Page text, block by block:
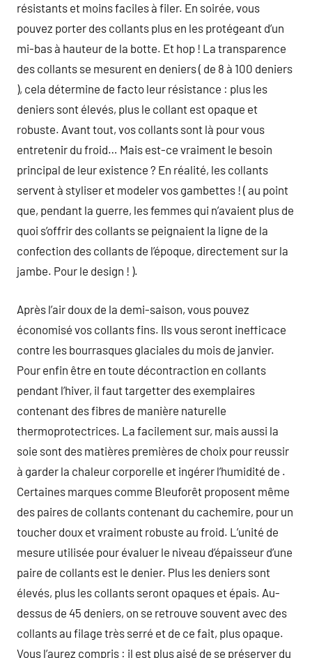
résistants et moins faciles à filer. En soirée, vous
pouvez porter des collants plus en les protégeant d’un
mi-bas à hauteur de la botte. Et hop ! La transparence
des collants se mesurent en deniers ( de 8 à 100 deniers
), cela détermine de facto leur résistance : plus les
deniers sont élevés, plus le collant est opaque et
robuste. Avant tout, vos collants sont là pour vous
entretenir du froid… Mais est-ce vraiment le besoin
principal de leur existence ? En réalité, les collants
servent à styliser et modeler vos gambettes ! ( au point
que, pendant la guerre, les femmes qui n’avaient plus de
quoi s’offrir des collants se peignaient la ligne de la
confection des collants de l’époque, directement sur la
jambe. Pour le design ! ).
Après l’air doux de la demi-saison, vous pouvez
économisé vos collants fins. Ils vous seront inefficace
contre les bourrasques glaciales du mois de janvier.
Pour enfin être en toute décontraction en collants
pendant l’hiver, il faut targetter des exemplaires
contenant des fibres de manière naturelle
thermoprotectrices. La facilement sur, mais aussi la
soie sont des matières premières de choix pour reussir
à garder la chaleur corporelle et ingérer l’humidité de .
Certaines marques comme Bleuforêt proposent même
des paires de collants contenant du cachemire, pour un
toucher doux et vraiment robuste au froid. L’unité de
mesure utilisée pour évaluer le niveau d’épaisseur d’une
paire de collants est le denier. Plus les deniers sont
élevés, plus les collants seront opaques et épais. Au-
dessus de 45 deniers, on se retrouve souvent avec des
collants au filage très serré et de ce fait, plus opaque.
Vous l’aurez compris : il est plus aisé de se préserver du